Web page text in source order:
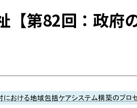
【第82回：政府